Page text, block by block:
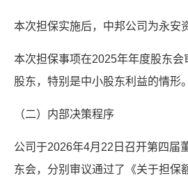
本次担保实施后，中邦公司为永安
本次担保事项在2025年年度股东
股东，特别是中小股东利益的情形。
（二）内部决策程序
公司于2026年4月22日召开第四届
东会，分别审议通过了《关于担保